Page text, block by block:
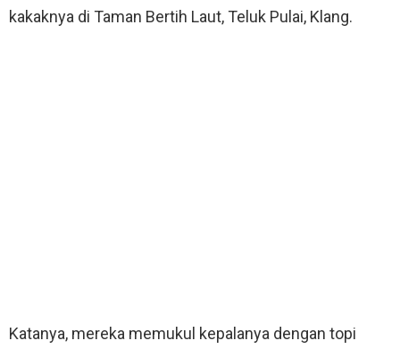
kakaknya di Taman Bertih Laut, Teluk Pulai, Klang.
Katanya, mereka memukul kepalanya dengan topi